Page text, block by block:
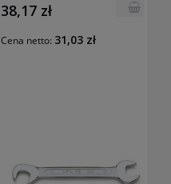
38,17 zł
Cena netto: 31,03 zł